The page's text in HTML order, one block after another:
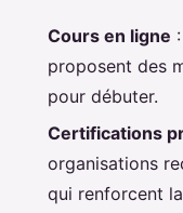
Cours en ligne
proposent des
pour débuter.
Certifications
organisations
qui renforcent